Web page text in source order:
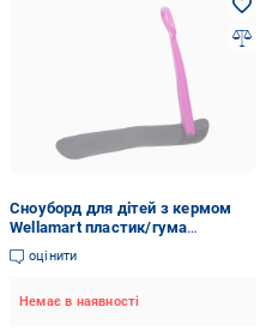
Сноуборд для дітей з кермом
Wellamart пластик/гума
Рожевий (5360-3)
оцінити
Немає в наявності